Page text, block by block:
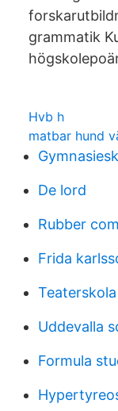
grammatik
Hvb h
matbar hund
De lord
Rubber
Frida
Uddevalla
Formula